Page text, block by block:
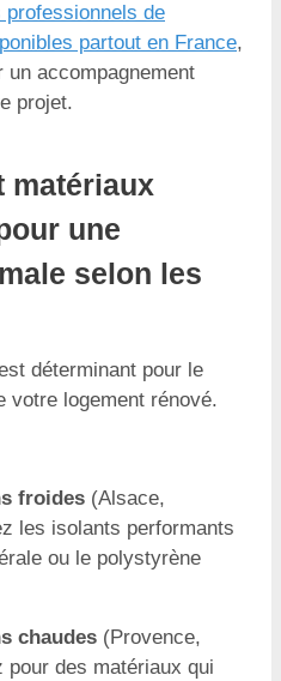
de
partout en France,
un accompagnement
projet.
matériaux
une
selon les
déterminant pour le
votre logement rénové.
froides (Alsace,
les isolants performants
ou le polystyrène
chaudes (Provence,
pour des matériaux qui